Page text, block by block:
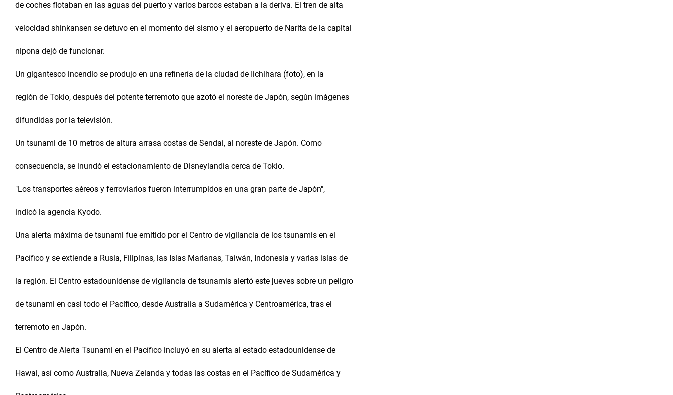
de coches flotaban en las aguas del puerto y varios barcos estaban a la deriva. El tren de alta
velocidad shinkansen se detuvo en el momento del sismo y el aeropuerto de Narita de la capital
nipona dejó de funcionar.
Un gigantesco incendio se produjo en una refinería de la ciudad de Iichihara (foto), en la
región de Tokio, después del potente terremoto que azotó el noreste de Japón, según imágenes
difundidas por la televisión.
Un tsunami de 10 metros de altura arrasa costas de Sendai, al noreste de Japón. Como
consecuencia, se inundó el estacionamiento de Disneylandia cerca de Tokio.
"Los transportes aéreos y ferroviarios fueron interrumpidos en una gran parte de Japón",
indicó la agencia Kyodo.
Una alerta máxima de tsunami fue emitido por el Centro de vigilancia de los tsunamis en el
Pacífico y se extiende a Rusia, Filipinas, las Islas Marianas, Taiwán, Indonesia y varias islas de
la región. El Centro estadounidense de vigilancia de tsunamis alertó este jueves sobre un peligro
de tsunami en casi todo el Pacífico, desde Australia a Sudamérica y Centroamérica, tras el
terremoto en Japón.
El Centro de Alerta Tsunami en el Pacífico incluyó en su alerta al estado estadounidense de
Hawai, así como Australia, Nueva Zelanda y todas las costas en el Pacífico de Sudamérica y